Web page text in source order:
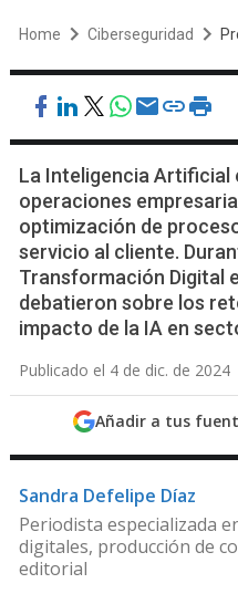
Home Ciberseguridad
La Inteligencia Artificial
operaciones
optimización de
servicio al cliente.
Transformación Digital
debatieron sobre los
impacto de la IA en
Publicado el 4 de dic. de 2024
Añadir a tus
Sandra Defelipe Díaz
Periodista especializada
digitales, producción de
editorial